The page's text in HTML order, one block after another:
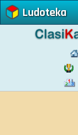
Ludoteka